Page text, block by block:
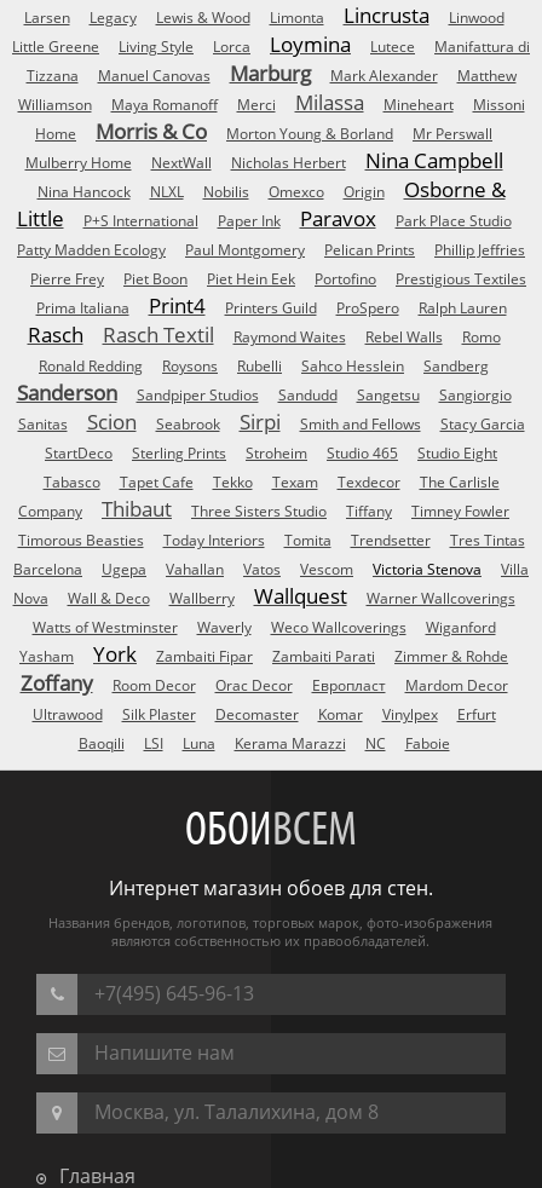
Larsen
Legacy Lewis & Wood Limonta Lincrusta
Linwood
Little Greene
Living Style Lorca Loymina Lutece
Manifattura di
Tizzana
Manuel Canovas Marburg Mark Alexander
Matthew
Williamson
Maya Romanoff Merci Milassa Mineheart
Missoni
Home
Morris & Co Morton Young & Borland
Mr Perswall
Mulberry Home
NextWall Nicholas Herbert Nina Campbell
Nina Hancock NLXL Nobilis Omexco Origin
Osborne &
Little
P+S International Paper Ink Paravox
Park Place Studio
Patty Madden Ecology
Paul Montgomery Pelican Prints
Phillip Jeffries
Pierre Frey
Piet Boon Piet Hein Eek Portofino
Prestigious Textiles
Prima Italiana
Print4 Printers Guild ProSpero Ralph Lauren
Rasch Rasch Textil Raymond Waites Rebel Walls
Romo
Ronald Redding
Roysons Rubelli Sahco Hesslein Sandberg
Sanderson Sandpiper Studios Sandudd Sangetsu
Sangiorgio
Sanitas
Scion Seabrook Sirpi Smith and Fellows
Stacy Garcia
StartDeco
Sterling Prints Stroheim Studio 465
Studio Eight
Tabasco
Tapet Cafe Tekko Texam Texdecor
The Carlisle
Company
Thibaut Three Sisters Studio Tiffany
Timney Fowler
Timorous Beasties
Today Interiors Tomita Trendsetter
Tres Tintas
Barcelona
Ugepa Vahallan Vatos Vescom Victoria Stenova
Villa
Nova
Wall & Deco Wallberry Wallquest
Warner Wallcoverings
Watts of Westminster
Waverly Weco Wallcoverings
Wiganford
Yasham
York Zambaiti Fipar Zambaiti Parati Zimmer & Rohde
Zoffany Room Decor Orac Decor Европласт
Mardom Decor
Ultrawood
Silk Plaster Decomaster Komar Vinylpex
Erfurt
Baoqili
LSI Luna Kerama Marazzi NC Faboie
ОБОИВСЕМ
Интернет магазин обоев для стен.
Названия брендов, логотипов, торговых марок, фото-изображения
являются собственностью их правообладателей.
+7(495) 645-96-13
Напишите нам
Москва, ул. Талалихина, дом 8
Главная